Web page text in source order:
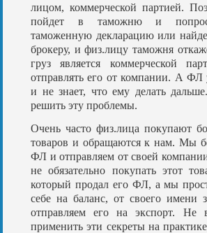
лицом, коммерческой партией.
пойдет в таможню и
таможенную декларацию или
брокеру, и физ.лицу таможня
груз является коммерческой
отправлять его от компании. А ФЛ
и не знает, что ему делать
решить эту проблемы.
Очень часто физ.лица покупают
товаров и обращаются к нам. Мы
ФЛ и отправляем от своей
не обязательно покупать этот
который продал его ФЛ, а мы
себе на баланс, от своего имени
отправляем его на экспорт. Не
применить эти секреты на